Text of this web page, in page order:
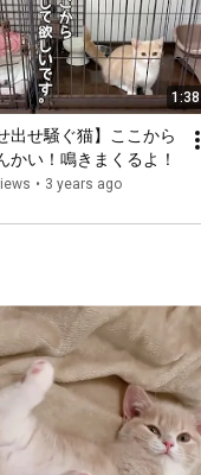
1:38
出せ騒ぐ猫】ここから
かい！鳴きまくるよ！
• 3 years ago